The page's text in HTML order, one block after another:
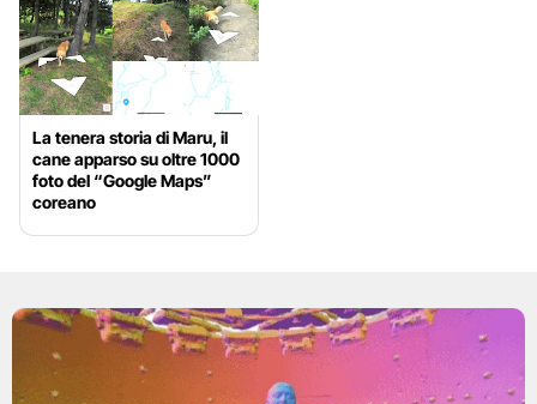
La tenera storia di Maru, il
cane apparso su oltre 1000
foto del “Google Maps”
coreano